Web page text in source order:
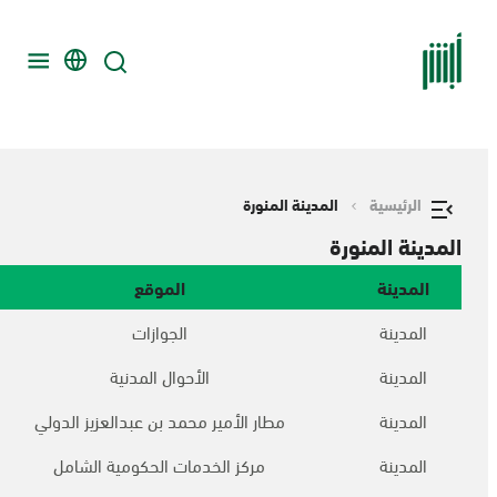
الرئيسية المدينة المنورة
المدينة المنورة
المدينة
الموقع
المدينة
الجوازات
المدينة
الأحوال المدنية
المدينة
مطار الأمير محمد بن عبدالعزيز الدولي
المدينة
مركز الخدمات الحكومية الشامل